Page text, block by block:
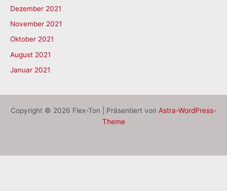
Dezember 2021
November 2021
Oktober 2021
August 2021
Januar 2021
Copyright © 2026 Flex-Ton | Präsentiert von Astra-WordPress-
Theme